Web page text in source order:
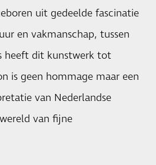
uit gedeelde fascinatie
en vakmanschap, tussen
heeft dit kunstwerk tot
is geen hommage maar een
van Nederlandse
van fijne